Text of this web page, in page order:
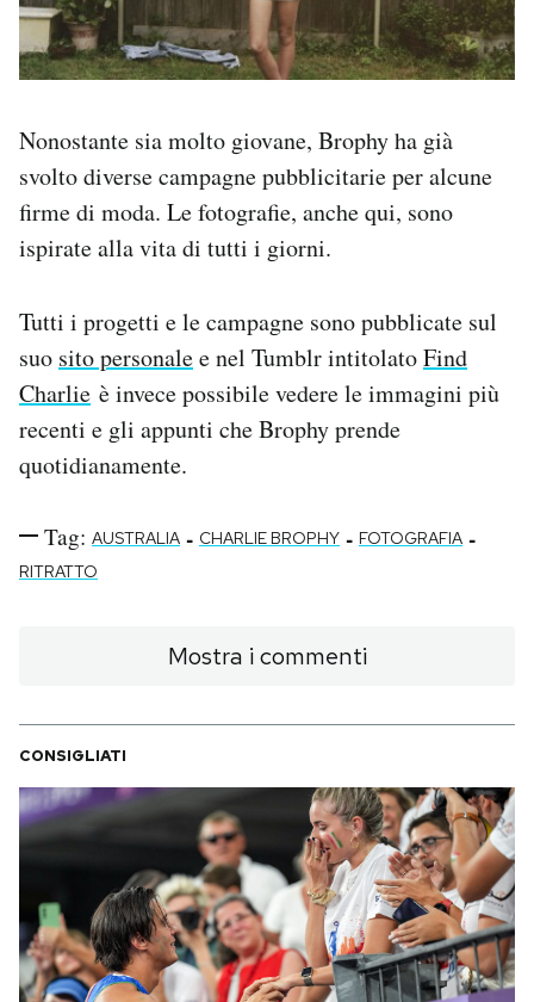
Nonostante sia molto giovane, Brophy ha già
svolto diverse campagne pubblicitarie per alcune
firme di moda. Le fotografie, anche qui, sono
ispirate alla vita di tutti i giorni.
Tutti i progetti e le campagne sono pubblicate sul
suo sito personalee nel Tumblr intitolatoFind
Charlie è invece possibile vedere le immagini più
recenti e gli appunti che Brophy prende
quotidianamente.
Tag: AUSTRALIA - CHARLIE BROPHY - FOTOGRAFIA -
RITRATTO
Mostra i commenti
CONSIGLIATI